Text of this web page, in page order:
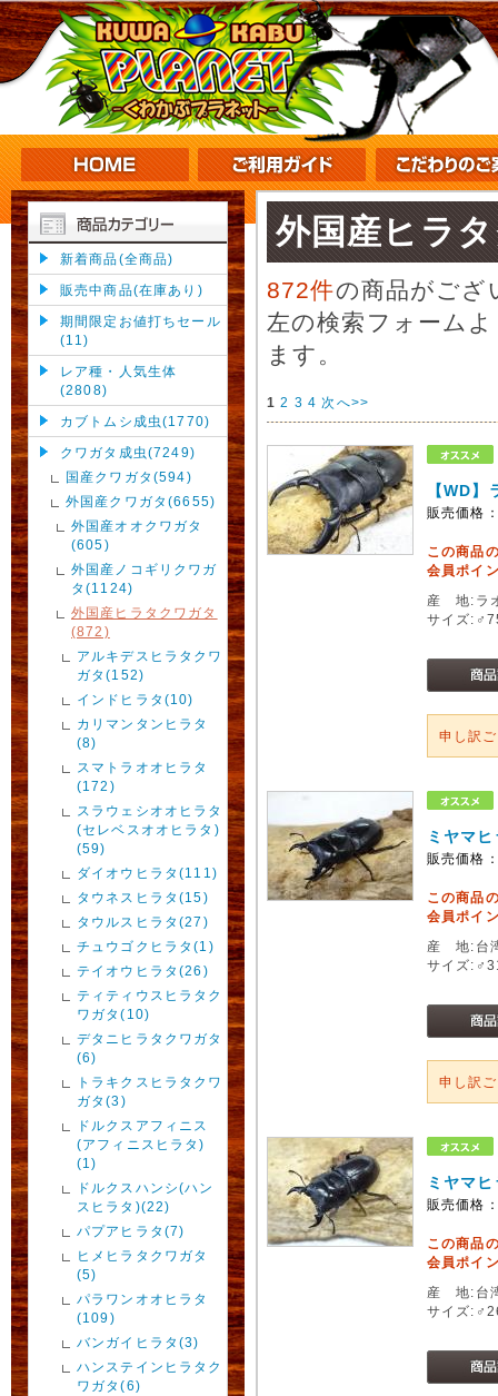
新着商品(全商品)
販売中商品(在庫あり)
期間限定お値打ちセール
(11)
レア種・人気生体
(2808)
カブトムシ成虫(1770)
クワガタ成虫(7249)
国産クワガタ(594)
外国産クワガタ(6655)
外国産オオクワガタ
(605)
外国産ノコギリクワガ
タ(1124)
外国産ヒラタクワガタ
(872)
アルキデスヒラタクワ
ガタ(152)
インドヒラタ(10)
カリマンタンヒラタ
(8)
スマトラオオヒラタ
(172)
スラウェシオオヒラタ
(セレベスオオヒラタ)
(59)
ダイオウヒラタ(111)
タウネスヒラタ(15)
タウルスヒラタ(27)
チュウゴクヒラタ(1)
テイオウヒラタ(26)
ティティウスヒラタク
ワガタ(10)
デタニヒラタクワガタ
(6)
トラキクスヒラタクワ
ガタ(3)
ドルクスアフィニス
(アフィニスヒラタ)
(1)
ドルクスハンシ(ハン
スヒラタ)(22)
パプアヒラタ(7)
ヒメヒラタクワガタ
(5)
パラワンオオヒラタ
(109)
バンガイヒラタ(3)
ハンステインヒラタク
ワガタ(6)
外国産ヒラ
872件の商品がござ
左の検索フォーム
ます。
1 2 3 4 次へ>>
【WD
販売価格
この商品
会員ポイ
産 地:ラ
サイズ
申し訳
ミヤマ
販売価格
この商品
会員ポイ
産 地:台
サイズ
申し訳
ミヤマ
販売価格
この商品
会員ポイ
産 地:台
サイズ